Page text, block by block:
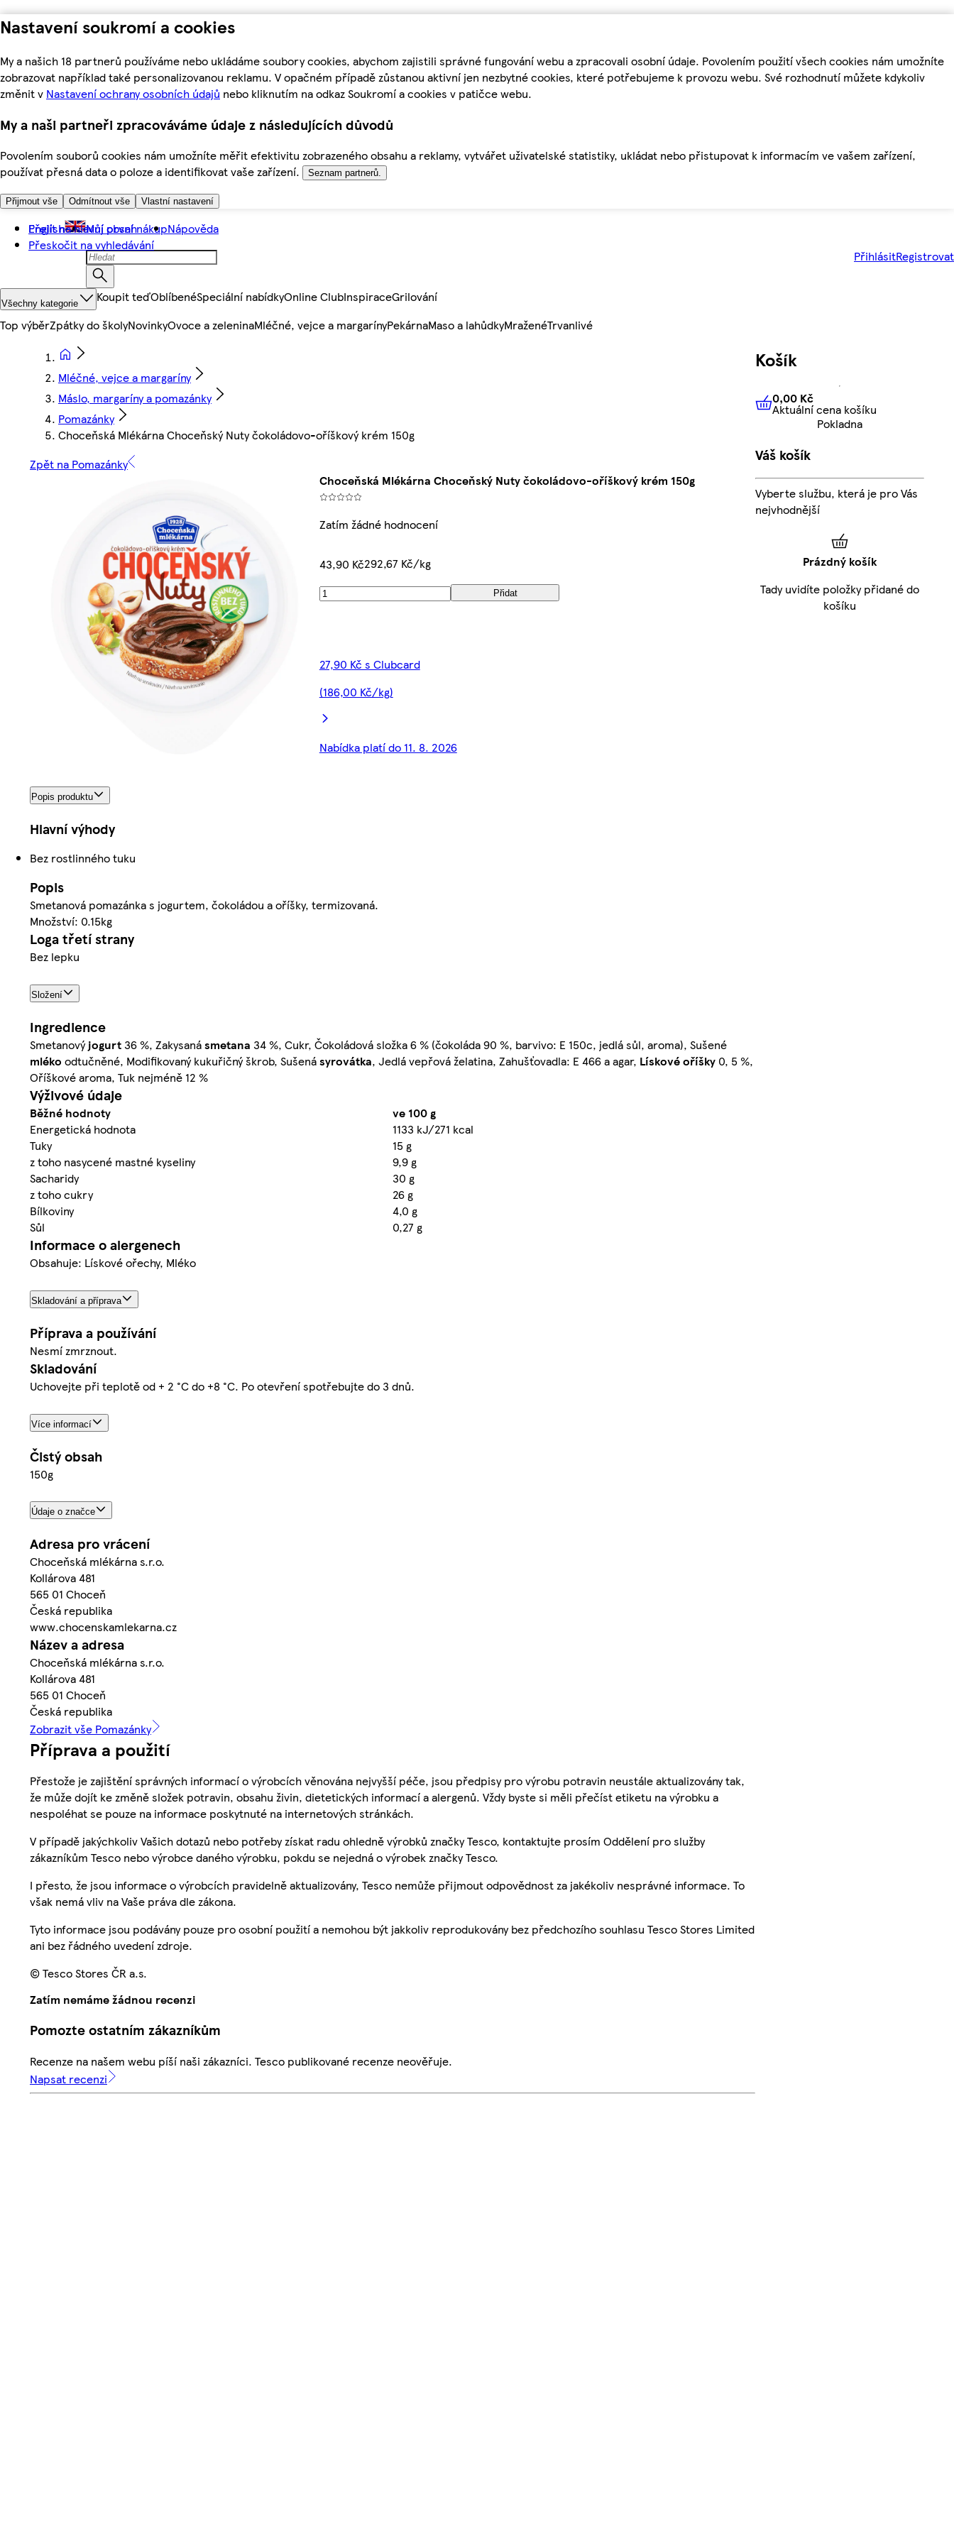
Nastavení soukromí a cookies
My a našich 18 partnerů používáme nebo ukládáme soubory cookies, abychom zajistili správné fungování webu a zpracovali osobní údaje. Povolením použití všech cookies nám umožníte
zobrazovat například také personalizovanou reklamu. V opačném případě zůstanou aktivní jen nezbytné cookies, které potřebujeme k provozu webu. Své rozhodnutí můžete kdykoliv
změnit v Nastavení ochrany osobních údajů nebo kliknutím na odkaz Soukromí a cookies v patičce webu.
My a naši partneři zpracováváme údaje z následujících důvodů
Povolením souborů cookies nám umožníte měřit efektivitu zobrazeného obsahu a reklamy, vytvářet uživatelské statistiky, ukládat nebo přistupovat k informacím ve vašem zařízení,
používat přesná data o poloze a identifikovat vaše zařízení.
Seznam partnerů.
Přijmout vše Odmítnout vše Vlastní nastavení
Přejít na hlavní obsah
Přeskočit na vyhledávání
English Můj první nákupNápověda
PřihlásitRegistrovat
Všechny kategorie Koupit teďOblíbenéSpeciální nabídkyOnline ClubInspiraceGrilování
Top výběrZpátky do školyNovinkyOvoce a zeleninaMléčné, vejce a margarínyPekárnaMaso a lahůdkyMraženéTrvanlivé
Mléčné, vejce a margaríny
Máslo, margaríny a pomazánky
Pomazánky
Choceňská Mlékárna Choceňský Nuty čokoládovo-oříškový krém 150g
Zpět na Pomazánky
Choceňská Mlékárna Choceňský Nuty čokoládovo-oříškový krém 150g
Zatím žádné hodnocení
43,90 Kč292,67 Kč/kg
Přidat
27,90 Kč s Clubcard
(186,00 Kč/kg)
Nabídka platí do 11. 8. 2026
Popis produktu
Hlavní výhody
Bez rostlinného tuku
Popis
Smetanová pomazánka s jogurtem, čokoládou a oříšky, termizovaná.
Množství: 0.15kg
Loga třetí strany
Bez lepku
Složení
Ingredience
Smetanovýjogurt 36 %, Zakysanásmetana 34 %, Cukr, Čokoládová složka 6 % (čokoláda 90 %, barvivo: E 150c, jedlá sůl, aroma), Sušené
mléko odtučněné, Modifikovaný kukuřičný škrob, Sušenásyrovátka, Jedlá vepřová želatina, Zahušťovadla: E 466 a agar, Lískové oříšky 0, 5 %,
Oříškové aroma, Tuk nejméně 12 %
Výživové údaje
Běžné hodnoty
ve 100 g
Energetická hodnota
1133 kJ/271 kcal
Tuky
15 g
z toho nasycené mastné kyseliny
9,9 g
Sacharidy
30 g
z toho cukry
26 g
Bílkoviny
4,0 g
Sůl
0,27 g
Informace o alergenech
Obsahuje: Lískové ořechy, Mléko
Skladování a příprava
Příprava a používání
Nesmí zmrznout.
Skladování
Uchovejte při teplotě od + 2 °C do +8 °C. Po otevření spotřebujte do 3 dnů.
Více informací
Čistý obsah
150g
Údaje o značce
Adresa pro vrácení
Choceňská mlékárna s.r.o.
Kollárova 481
565 01 Choceň
Česká republika
www.chocenskamlekarna.cz
Název a adresa
Choceňská mlékárna s.r.o.
Kollárova 481
565 01 Choceň
Česká republika
Zobrazit vše Pomazánky
Příprava a použití
Přestože je zajištění správných informací o výrobcích věnována nejvyšší péče, jsou předpisy pro výrobu potravin neustále aktualizovány tak,
že může dojít ke změně složek potravin, obsahu živin, dietetických informací a alergenů. Vždy byste si měli přečíst etiketu na výrobku a
nespoléhat se pouze na informace poskytnuté na internetových stránkách.
V případě jakýchkoliv Vašich dotazů nebo potřeby získat radu ohledně výrobků značky Tesco, kontaktujte prosím Oddělení pro služby
zákazníkům Tesco nebo výrobce daného výrobku, pokdu se nejedná o výrobek značky Tesco.
I přesto, že jsou informace o výrobcích pravidelně aktualizovány, Tesco nemůže přijmout odpovědnost za jakékoliv nesprávné informace. To
však nemá vliv na Vaše práva dle zákona.
Tyto informace jsou podávány pouze pro osobní použití a nemohou být jakkoliv reprodukovány bez předchozího souhlasu Tesco Stores Limited
ani bez řádného uvedení zdroje.
© Tesco Stores ČR a.s.
Zatím nemáme žádnou recenzi
Pomozte ostatním zákazníkům
Recenze na našem webu píší naši zákazníci. Tesco publikované recenze neověřuje.
Napsat recenzi
Košík
0,00 KčAktuální cena košíku
0,00 Kč
Aktuální cena košíku
Pokladna
Váš košík
Vyberte službu, která je pro Vás
nejvhodnější
Prázdný košík
Tady uvidíte položky přidané do
košíku